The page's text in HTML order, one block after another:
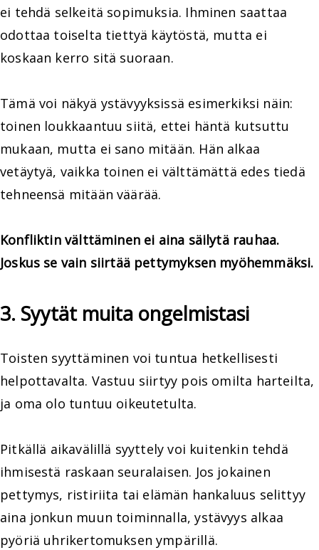
ei tehdä selkeitä sopimuksia. Ihminen saattaa
odottaa toiselta tiettyä käytöstä, mutta ei
koskaan kerro sitä suoraan.
Tämä voi näkyä ystävyyksissä esimerkiksi näin:
toinen loukkaantuu siitä, ettei häntä kutsuttu
mukaan, mutta ei sano mitään. Hän alkaa
vetäytyä, vaikka toinen ei välttämättä edes tiedä
tehneensä mitään väärää.
Konfliktin välttäminen ei aina säilytä rauhaa.
Joskus se vain siirtää pettymyksen myöhemmäksi.
3. Syytät muita ongelmistasi
Toisten syyttäminen voi tuntua hetkellisesti
helpottavalta. Vastuu siirtyy pois omilta harteilta,
ja oma olo tuntuu oikeutetulta.
Pitkällä aikavälillä syyttely voi kuitenkin tehdä
ihmisestä raskaan seuralaisen. Jos jokainen
pettymys, ristiriita tai elämän hankaluus selittyy
aina jonkun muun toiminnalla, ystävyys alkaa
pyöriä uhrikertomuksen ympärillä.